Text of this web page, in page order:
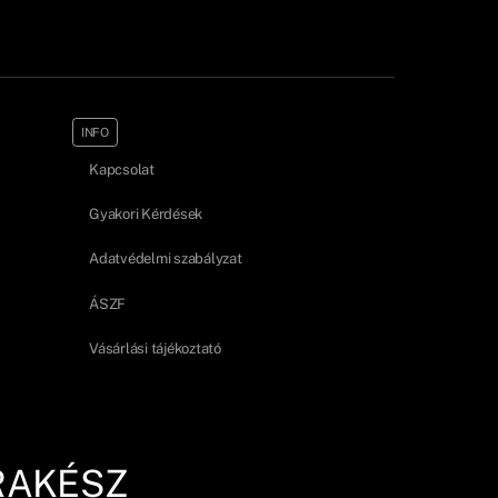
INFO
Kapcsolat
Gyakori Kérdések
Adatvédelmi szabályzat
ÁSZF
Vásárlási tájékoztató